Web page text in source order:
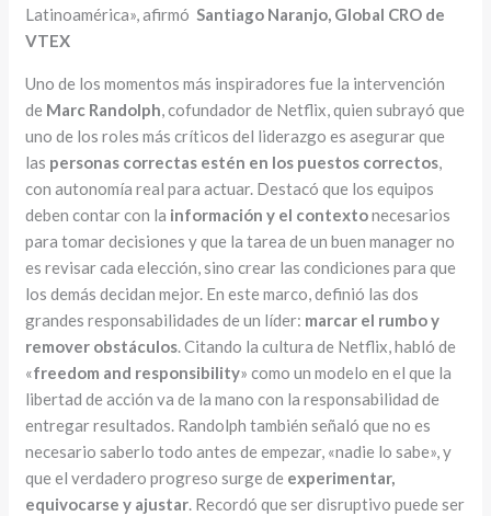
Latinoamérica», afirmóSantiago Naranjo, Global CRO de
VTEX
Uno de los momentos más inspiradores fue la intervención
de Marc Randolph, cofundador de Netflix, quien subrayó que
uno de los roles más críticos del liderazgo es asegurar que
las personas correctas estén en los puestos correctos,
con autonomía real para actuar. Destacó que los equipos
deben contar con la información y el contextonecesarios
para tomar decisiones y que la tarea de un buen manager no
es revisar cada elección, sino crear las condiciones para que
los demás decidan mejor. En este marco, definió las dos
grandes responsabilidades de un líder: marcar el rumbo y
remover obstáculos. Citando la cultura de Netflix, habló de
«freedom and responsibility» como un modelo en el que la
libertad de acción va de la mano con la responsabilidad de
entregar resultados. Randolph también señaló que no es
necesario saberlo todo antes de empezar, «nadie lo sabe», y
que el verdadero progreso surge de experimentar,
equivocarse y ajustar. Recordó que ser disruptivo puede ser